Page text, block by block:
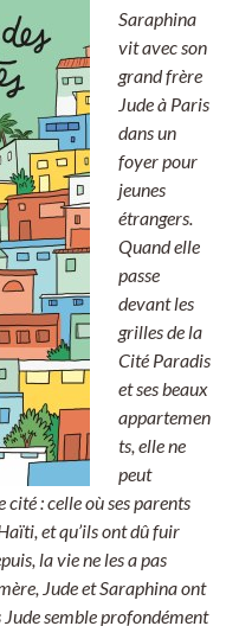
Saraphina
vit avec son
grand frère
Jude à Paris
dans un
foyer pour
jeunes
étrangers.
Quand elle
passe
devant les
grilles de la
Cité Paradis
et ses beaux
appartemen
ts, elle ne
peut
cité : celle où ses parents
et qu’ils ont dû fuir
la vie ne les a pas
Jude et Saraphina ont
semble profondément